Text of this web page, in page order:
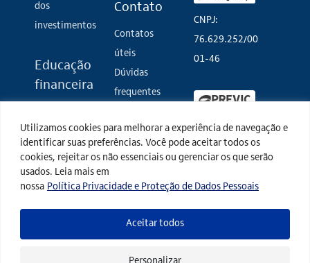
Utilizamos cookies para melhorar a experiência de navegação e
identificar suas preferências. Você pode aceitar todos os
cookies, rejeitar os não essenciais ou gerenciar os que serão
usados. Leia mais em
nossa Política Privacidade e Proteção de Dados Pessoais
Aceitar todos
dos
investimentos
Educação
financeira
renda
Eventos
Glossário de
investimento
Contato
Contatos
úteis
Dúvidas
frequentes
Termos de
privacidade
CNPJ:
76.629.252/00
01-46